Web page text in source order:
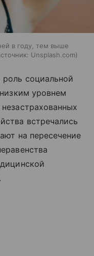
в году, тем выше
Unsplash.com
социальной
уровнем
встречались
на пересечение